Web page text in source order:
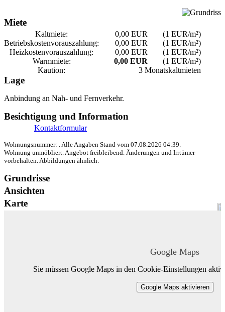
Miete
Kaltmiete: 0,00 EUR
(1 EUR/m²)
Betriebskosten­vorauszahlung:
0,00 EUR
(1 EUR/m²)
Heizkosten­vorauszahlung:
0,00 EUR
(1 EUR/m²)
Warmmiete:
0,00 EUR
(1 EUR/m²)
Kaution:
3 Monatskaltmieten
Lage
Anbindung an Nah- und Fernverkehr.
Besichtigung und Information
Kontaktformular
Wohnungsnummer: . Alle Angaben Stand vom 07.08.2026 04:39.
Wohnung unmöbliert. Angebot freibleibend. Änderungen und Irrtümer
vorbehalten. Abbildungen ähnlich.
Grundrisse
Ansichten
Karte
Google Maps
Sie müssen Google Maps in den Cookie-Einstellungen
Google Maps aktivieren